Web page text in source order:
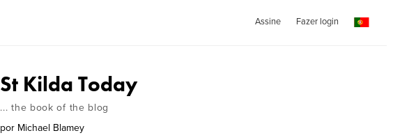
Assine Fazer login
St Kilda Today
... the book of the blog
por Michael Blamey